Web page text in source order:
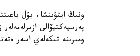
ونىڭ ايتۋىنشا، بۇل
پەرسپەكتيۆالى
ومىرىنە تىكەلەي اسەر